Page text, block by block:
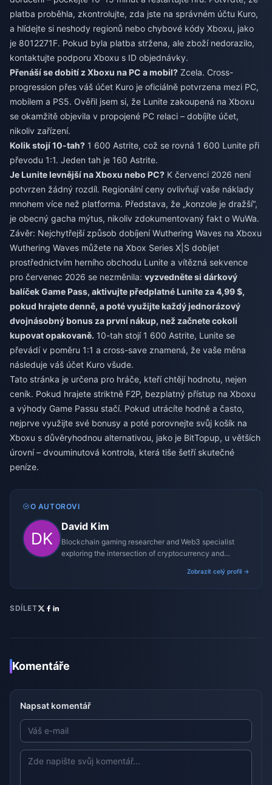
platba proběhla, zkontrolujte, zda jste na správném účtu Kuro,
a hlídejte si neshody regionů nebo chybové kódy Xboxu, jako
je 8012271F. Pokud byla platba stržena, ale zboží nedorazilo,
kontaktujte podporu Xboxu s ID objednávky.
Přenáší se dobití z Xboxu na PC a mobil? Zcela. Cross-
progression přes váš účet Kuro je oficiálně potvrzena mezi PC,
mobilem a PS5. Ověřil jsem si, že Lunite zakoupená na Xboxu
se okamžitě objevila v propojené PC relaci – dobíjíte účet,
nikoliv zařízení.
Kolik stojí 10-tah? 1 600 Astrite, což se rovná 1 600 Lunite při
převodu 1:1. Jeden tah je 160 Astrite.
Je Lunite levnější na Xboxu nebo PC? K červenci 2026 není
potvrzen žádný rozdíl. Regionální ceny ovlivňují vaše náklady
mnohem více než platforma. Představa, že „konzole je dražší“,
je obecný gacha mýtus, nikoliv zdokumentovaný fakt o WuWa.
Závěr: Nejchytřejší způsob dobíjení Wuthering Waves na Xboxu
Wuthering Waves můžete na Xbox Series X|S dobíjet
prostřednictvím herního obchodu Lunite a vítězná sekvence
pro červenec 2026 se nezměnila: vyzvedněte si dárkový
balíček Game Pass, aktivujte předplatné Lunite za 4,99 $,
pokud hrajete denně, a poté využijte každý jednorázový
dvojnásobný bonus za první nákup, než začnete cokoli
kupovat opakovaně. 10-tah stojí 1 600 Astrite, Lunite se
převádí v poměru 1:1 a cross-save znamená, že vaše měna
následuje váš účet Kuro všude.
Tato stránka je určena pro hráče, kteří chtějí hodnotu, nejen
ceník. Pokud hrajete striktně F2P, bezplatný přístup na Xboxu
a výhody Game Passu stačí. Pokud utrácíte hodně a často,
nejprve využijte své bonusy a poté porovnejte svůj košík na
Xboxu s důvěryhodnou alternativou, jako je BitTopup, u větších
úrovní – dvouminutová kontrola, která tiše šetří skutečné
peníze.
O AUTOROVI
David Kim
Blockchain gaming researcher and Web3 specialist
exploring the intersection of cryptocurrency and
Zobrazit celý profil →
SDÍLET
Komentáře
Napsat komentář